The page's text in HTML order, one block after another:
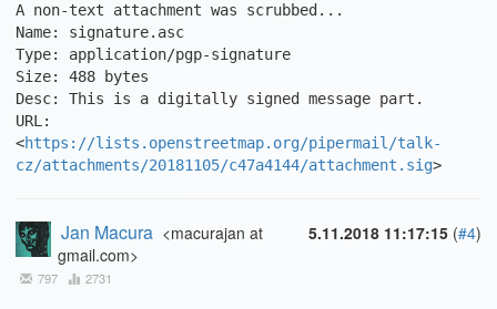
A non-text attachment was scrubbed...
Name: signature.asc
Type: application/pgp-signature
Size: 488 bytes
Desc: This is a digitally signed message part.
URL:
<https://lists.openstreetmap.org/pipermail/talk-
cz/attachments/20181105/c47a4144/attachment.sig>
5.11.2018 11:17:15 (#4)
Jan Macura <macurajan at
gmail.com>
797 2731